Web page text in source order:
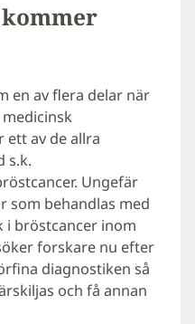
en av flera delar när
ett av de allra
s.k.
Ungefär
som behandlas med
bröstcancer inom
forskare nu efter
diagnostiken så
och få annan